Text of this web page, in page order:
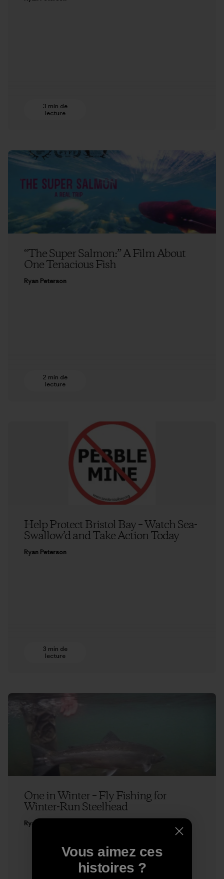
3 min de
lecture
“The Super Salmon:” A Film About
One Tenacious Fish
Ryan Peterson
2 min de
lecture
Help Protect Bristol Bay – Watch Sea-
Swallow’d and Take Action Today
Ryan Peterson
3 min de
lecture
One in Winter – Fly Fishing for
Winter-Run Steelhead
Ryan Peterson
Vous aimez ces
histoires ?